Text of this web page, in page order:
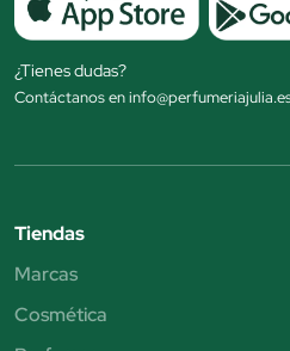
¿Tienes dudas?
Contáctanos en
Tiendas
Marcas
Cosmética